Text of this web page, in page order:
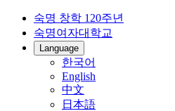
숙명 창학 120주년
숙명여자대학교
Language
한국어
English
中文
日本語